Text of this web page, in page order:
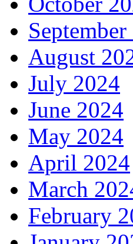
August
July 2024
June 2024
May 2024
April 2024
March
February